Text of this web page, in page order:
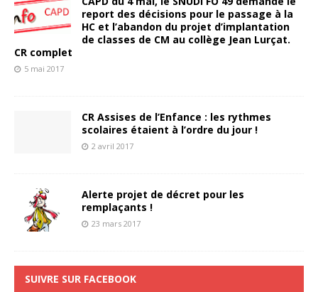
report des décisions pour le passage à la
HC et l’abandon du projet d’implantation
de classes de CM au collège Jean Lurçat.
CR complet
5 mai 2017
CR Assises de l’Enfance : les rythmes
scolaires étaient à l’ordre du jour !
2 avril 2017
Alerte projet de décret pour les
remplaçants !
23 mars 2017
SUIVRE SUR FACEBOOK